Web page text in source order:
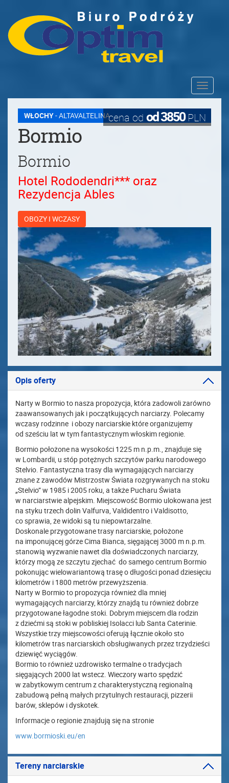
Toggle
WŁOCHY- ALTAVALTELINA
Bormio
Bormio
Hotel Rododendri*** oraz
Rezydencja Ables
OBOZY I WCZASY
cena od od 3850PLN
Opis oferty
Narty w Bormio to nasza propozycja, która zadowoli zarówno
zaawansowanych jak i początkujących narciarzy. Polecamy
wczasy rodzinne i obozy narciarskie które organizujemy
od sześciu lat w tym fantastycznym włoskim regionie.
Bormio położone na wysokości 1225 m n.p.m., znajduje się
w Lombardii, u stóp potężnych szczytów parku narodowego
Stelvio. Fantastyczna trasy dla wymagających narciarzy
znane z zawodów Mistrzostw Świata rozgrywanych na stoku
„Stelvio” w 1985 i 2005 roku, a także Pucharu Świata
w narciarstwie alpejskim. Miejscowość Bormio ulokowana jest
na styku trzech dolin Valfurva, Valdidentro i Valdisotto,
co sprawia, że widoki są tu niepowtarzalne.
Doskonale przygotowane trasy narciarskie, położone
na imponującej górze Cima Bianca, sięgającej 3000 m n.p.m.
stanowią wyzwanie nawet dla doświadczonych narciarzy,
którzy mogą ze szczytu zjechać do samego centrum Bormio
pokonując wielowariantową trasę o długości ponad dziesięciu
kilometrów i 1800 metrów przewyższenia.
Narty w Bormio to propozycja również dla mniej
wymagających narciarzy, którzy znajdą tu również dobrze
przygotowane łagodne stoki. Dobrym miejscem dla rodzin
z dziećmi są stoki w pobliskiej Isolacci lub Santa Caterinie.
Wszystkie trzy miejscowości oferują łącznie około sto
kilometrów tras narciarskich obsługiwanych przez trzydzieści
dziewięć wyciągów.
Bormio to również uzdrowisko termalne o tradycjach
sięgających 2000 lat wstecz. Wieczory warto spędzić
w zabytkowym centrum z charakterystyczną regionalną
zabudową pełną małych przytulnych restauracji, pizzerii
barów, sklepów i dyskotek.
Informacje o regionie znajdują się na stronie
www.bormioski.eu/en
Tereny narciarskie